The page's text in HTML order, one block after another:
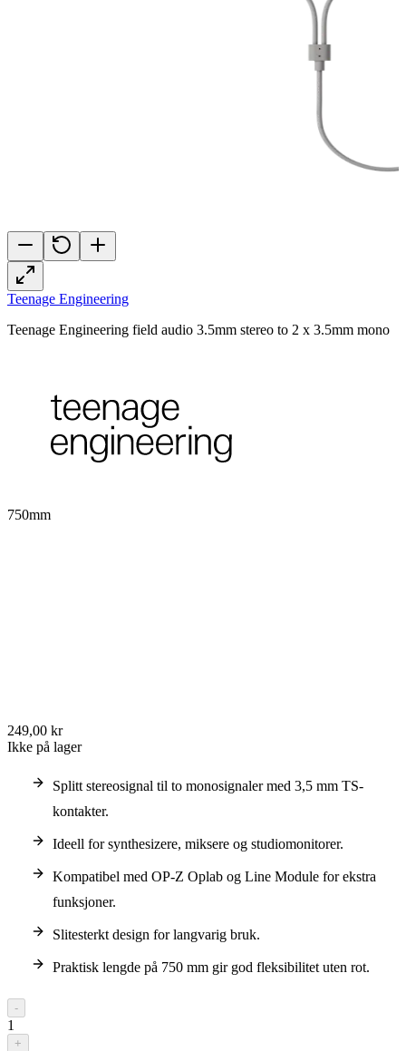
Teenage Engineering
Teenage Engineering field audio 3.5mm stereo to 2 x 3.5mm mono
750mm
249,00 kr
Ikke på lager
Splitt stereosignal til to monosignaler med 3,5 mm TS-
kontakter.
Ideell for synthesizere, miksere og studiomonitorer.
Kompatibel med OP-Z Oplab og Line Module for ekstra
funksjoner.
Slitesterkt design for langvarig bruk.
Praktisk lengde på 750 mm gir god fleksibilitet uten rot.
-
1
+